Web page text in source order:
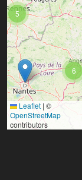
6
5
Leaflet | ©
OpenStreetMap
contributors